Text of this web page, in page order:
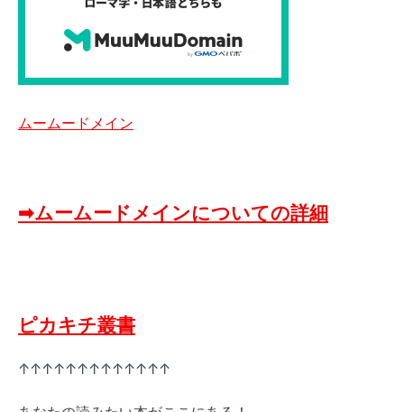
ムームードメイン
➡ムームードメインについての詳細
ピカキチ叢書
↑↑↑↑↑↑↑↑↑↑↑↑↑